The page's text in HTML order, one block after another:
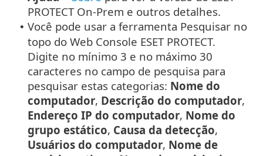
PROTECT On-Prem e outros detalhes.
• Você pode usar a ferramenta Pesquisar no
topo do Web Console ESET PROTECT.
Digite no mínimo 3 e no máximo 30
caracteres no campo de pesquisa para
pesquisar estas categorias: Nome do
computador, Descrição do computador,
Endereço IP do computador, Nome do
grupo estático, Causa da detecção,
Usuários do computador, Nome de